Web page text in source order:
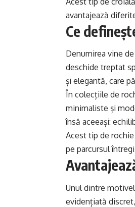
avantajează
Ce
Denumirea vine
deschide treptat
și elegantă, care
În colecțiile de
minimaliste și
însă aceeași:
Acest tip de
pe parcursul
Unul dintre
evidențiată